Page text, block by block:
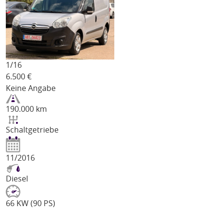
1/16
6.500 €
Keine Angabe
190.000 km
Schaltgetriebe
11/2016
Diesel
66 KW (90 PS)